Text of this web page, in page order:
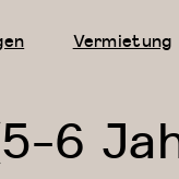
Vermietung
6